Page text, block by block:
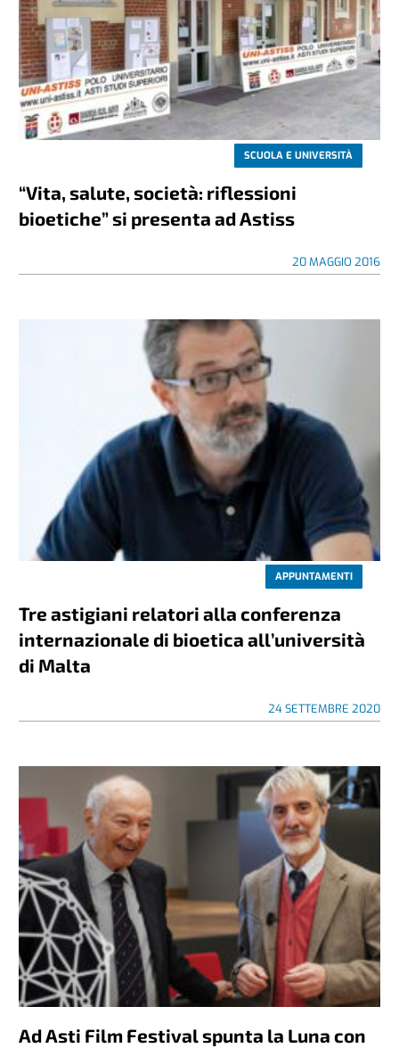
SCUOLA E UNIVERSITÀ
“Vita, salute, società: riflessioni
bioetiche” si presenta ad Astiss
20 MAGGIO 2016
APPUNTAMENTI
Tre astigiani relatori alla conferenza
internazionale di bioetica all’università
di Malta
24 SETTEMBRE 2020
Ad Asti Film Festival spunta la Luna con